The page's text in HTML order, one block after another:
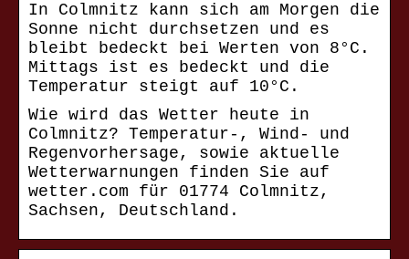
In Colmnitz kann sich am Morgen die
Sonne nicht durchsetzen und es
bleibt bedeckt bei Werten von 8°C.
Mittags ist es bedeckt und die
Temperatur steigt auf 10°C.
Wie wird das Wetter heute in
Colmnitz? Temperatur-, Wind- und
Regenvorhersage, sowie aktuelle
Wetterwarnungen finden Sie auf
wetter.com für 01774 Colmnitz,
Sachsen, Deutschland.